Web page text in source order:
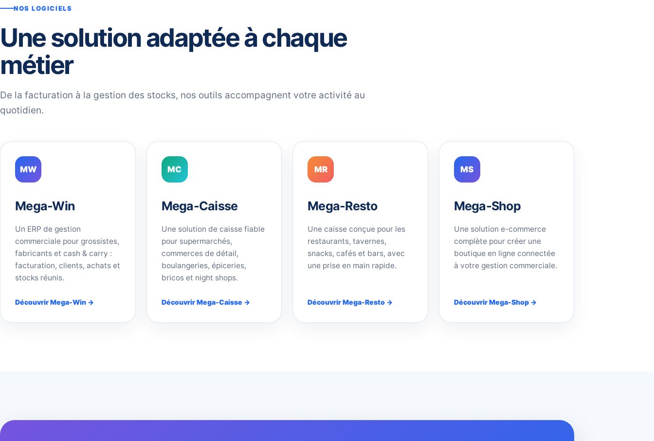
NOS LOGICIELS
Une solution adaptée à chaque
métier
De la facturation à la gestion des stocks, nos outils accompagnent votre activité au
quotidien.
MW
Mega-Win
Un ERP de gestion
commerciale pour grossistes,
fabricants et cash & carry :
facturation, clients, achats et
stocks réunis.
Découvrir Mega-Win →
MC
Mega-Caisse
Une solution de caisse fiable
pour supermarchés,
commerces de détail,
boulangeries, épiceries,
bricos et night shops.
Découvrir Mega-Caisse →
MR
Mega-Resto
Une caisse conçue pour les
restaurants, tavernes,
snacks, cafés et bars, avec
une prise en main rapide.
Découvrir Mega-Resto →
MS
Mega-Shop
Une solution e-commerce
complète pour créer une
boutique en ligne connectée
à votre gestion commerciale.
Découvrir Mega-Shop →